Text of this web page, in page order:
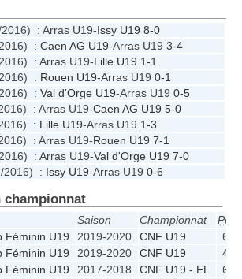
2016) : Arras U19-Issy U19 8-0
: Caen AG U19-Arras U19 3-4
: Arras U19-Lille U19 1-1
: Rouen U19-Arras U19 0-1
: Val d'Orge U19-Arras U19 0-5
: Arras U19-Caen AG U19 5-0
: Lille U19-Arras U19 1-3
: Arras U19-Rouen U19 7-1
: Arras U19-Val d'Orge U19 7-0
2016) : Issy U19-Arras U19 0-6
championnat
Saison Championnat
Pos.
Féminin U19
2019-2020 CNF U19
6e
Féminin U19
2019-2020 CNF U19
4e
Féminin U19
2017-2018 CNF U19 - EL
6e